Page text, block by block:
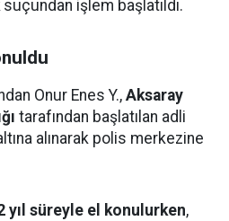
suçundan işlem başlatıldı.
Onur Enes Y., Aksaray
tarafından başlatılan adli
alınarak polis merkezine
yıl süreyle el konulurken,